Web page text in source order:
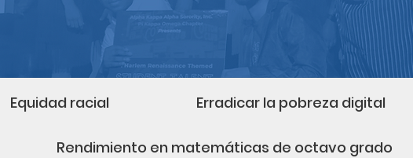
Equidad racial Erradicar la pobreza digital
Rendimiento en matemáticas de octavo grado